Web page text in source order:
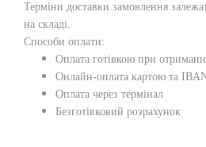
Терміни доставки замовлення
на складі.
Способи оплати:
Оплата готівкою при
Онлайн-оплата картою та
Оплата через термінал
Безготівковий розрахунок